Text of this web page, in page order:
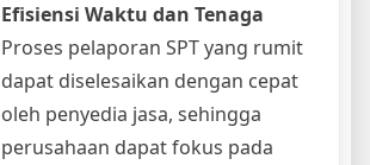
Efisiensi Waktu dan Tenaga
Proses pelaporan SPT yang rumit
dapat diselesaikan dengan cepat
oleh penyedia jasa, sehingga
perusahaan dapat fokus pada